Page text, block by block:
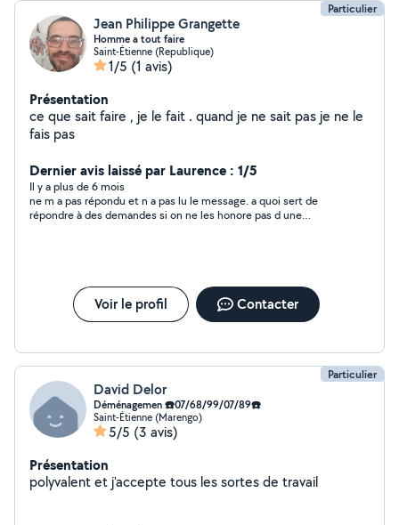
Particulier
Jean Philippe Grangette
Homme a tout faire
Saint-Étienne (Republique)
1/5 (1 avis)
Présentation
ce que sait faire , je le fait . quand je ne sait pas je ne le
fais pas
Dernier avis laissé par Laurence : 1/5
Il y a plus de 6 mois
ne m a pas répondu et n a pas lu le message. a quoi sert de
répondre à des demandes si on ne les honore pas d une
Voir le profil Contacter
Particulier
David Delor
Déménagemen ☎️07/68/99/07/89☎️
Saint-Étienne (Marengo)
5/5 (3 avis)
Présentation
polyvalent et j'accepte tous les sortes de travail